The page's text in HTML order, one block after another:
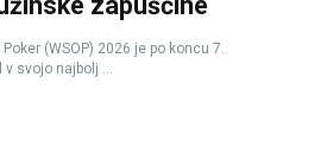
(WSOP) 2026 je po koncu 7.
svojo najbolj ...